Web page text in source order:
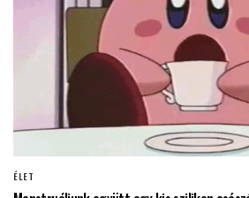
ÉLET